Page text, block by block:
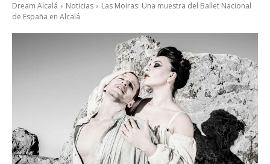
Dream Alcalá Noticias
Las Moiras: Una muestra del Ballet Nacional
de España en Alcalá